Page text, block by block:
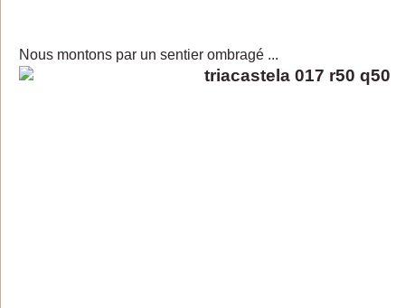
Nous montons par un sentier ombragé ...